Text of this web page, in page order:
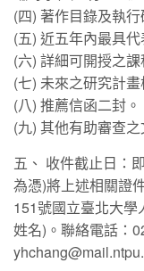
(四) 著作目錄及執
(五) 近五年內最具
(六) 詳細可開授之課
(七) 未來之研究計畫
(八) 推薦信函二封。
(九) 其他有助審查
五、 收件截止日：
為憑)將上述相關證
151號國立臺北大
姓名)。聯絡電話：